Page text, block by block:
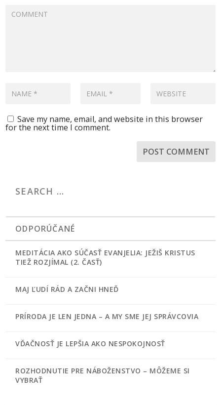
Save my name, email, and website in this browser
for the next time I comment.
ODPORÚČANÉ
MEDITÁCIA AKO SÚČASŤ EVANJELIA: JEŽIŠ KRISTUS
TIEŽ ROZJÍMAL (2. ČASŤ)
MAJ ĽUDÍ RÁD A ZAČNI HNEĎ
PRÍRODA JE LEN JEDNA – A MY SME JEJ SPRÁVCOVIA
VĎAČNOSŤ JE LEPŠIA AKO NESPOKOJNOSŤ
ROZHODNUTIE PRE NÁBOŽENSTVO – MÔŽEME SI
VYBRAŤ